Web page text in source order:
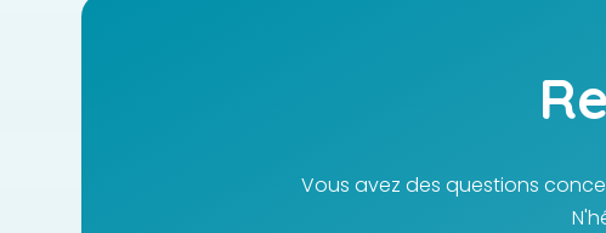
Vous avez des questions